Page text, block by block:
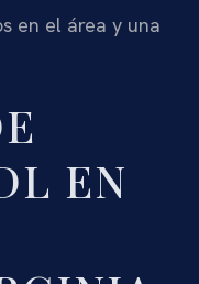
en el área y una
EN